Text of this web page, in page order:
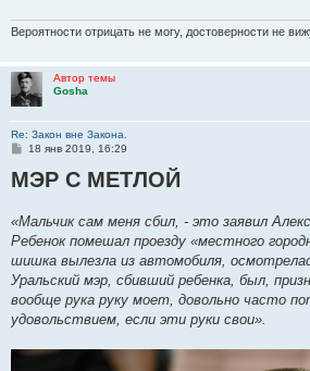
Вероятности отрицать не могу, достоверности не
Автор темы
Gosha
Re: Закон вне Закона.
С
о
б
н
и
18 янв 2019, 16:29
МЭР С МЕТЛОЙ
«Мальчик сам меня сбил, - это заявил
Ребенок помешал проезду «местного
шишка вылезла из автомобиля,
Уральский мэр, сбивший ребенка, был,
вообще рука руку моет, довольно часто
удовольствием, если эти руки свои».